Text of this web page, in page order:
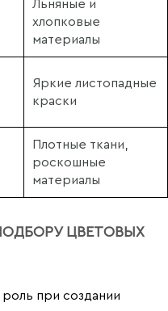
Льняные и
хлопковые
материалы
Яркие листопадные
краски
Плотные ткани,
роскошные
материалы
ЦВЕТОВЫХ
при создании